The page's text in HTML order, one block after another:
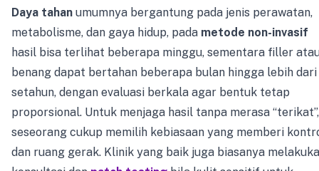
Daya tahan umumnya bergantung pada jenis perawatan,
metabolisme, dan gaya hidup, pada metode non-invasif
hasil bisa terlihat beberapa minggu, sementara filler
benang dapat bertahan beberapa bulan hingga lebih dari
setahun, dengan evaluasi berkala agar bentuk tetap
proporsional. Untuk menjaga hasil tanpa merasa “terikat”,
seseorang cukup memilih kebiasaan yang memberi
dan ruang gerak. Klinik yang baik juga biasanya